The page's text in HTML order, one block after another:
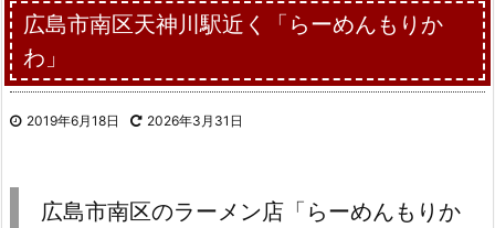
広島市南区天神川駅近く「らーめんもりか
わ」
2019年6月18日 2026年3月31日
広島市南区のラーメン店「らーめんもりか